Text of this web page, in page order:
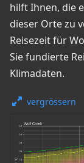
hilft Ihnen, die
dieser Orte zu
Reisezeit für
Sie fundierte
Klimadaten.
vergrössern